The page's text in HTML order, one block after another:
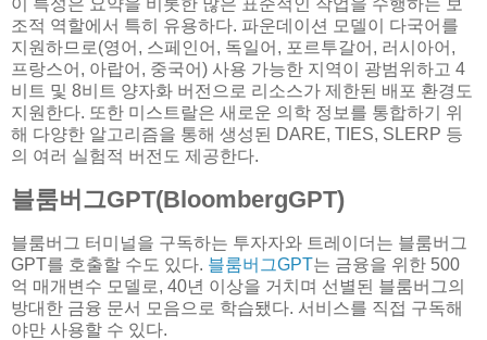
이 특성은 요약을 비롯한 많은 표준적인 작업을 수행하는 보
조적 역할에서 특히 유용하다. 파운데이션 모델이 다국어를
지원하므로(영어, 스페인어, 독일어, 포르투갈어, 러시아어,
프랑스어, 아랍어, 중국어) 사용 가능한 지역이 광범위하고 4
비트 및 8비트 양자화 버전으로 리소스가 제한된 배포 환경도
지원한다. 또한 미스트랄은 새로운 의학 정보를 통합하기 위
해 다양한 알고리즘을 통해 생성된 DARE, TIES, SLERP 등
의 여러 실험적 버전도 제공한다.
블룸버그GPT(BloombergGPT)
블룸버그 터미널을 구독하는 투자자와 트레이더는 블룸버그
GPT를 호출할 수도 있다. 블룸버그GPT는 금융을 위한 500
억 매개변수 모델로, 40년 이상을 거치며 선별된 블룸버그의
방대한 금융 문서 모음으로 학습됐다. 서비스를 직접 구독해
야만 사용할 수 있다.